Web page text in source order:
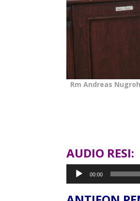
Rm Andreas
AUDIO RESI:
Pemutar
Audio
00:00